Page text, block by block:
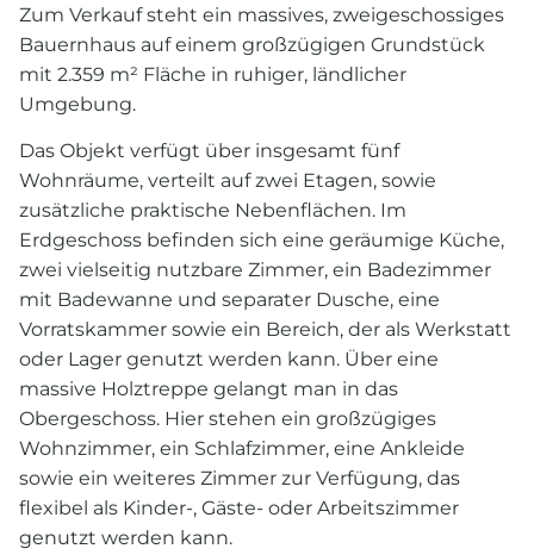
Zum Verkauf steht ein massives, zweigeschossiges
Bauernhaus auf einem großzügigen Grundstück
mit 2.359 m² Fläche in ruhiger, ländlicher
Umgebung.
Das Objekt verfügt über insgesamt fünf
Wohnräume, verteilt auf zwei Etagen, sowie
zusätzliche praktische Nebenflächen. Im
Erdgeschoss befinden sich eine geräumige Küche,
zwei vielseitig nutzbare Zimmer, ein Badezimmer
mit Badewanne und separater Dusche, eine
Vorratskammer sowie ein Bereich, der als Werkstatt
oder Lager genutzt werden kann. Über eine
massive Holztreppe gelangt man in das
Obergeschoss. Hier stehen ein großzügiges
Wohnzimmer, ein Schlafzimmer, eine Ankleide
sowie ein weiteres Zimmer zur Verfügung, das
flexibel als Kinder-, Gäste- oder Arbeitszimmer
genutzt werden kann.